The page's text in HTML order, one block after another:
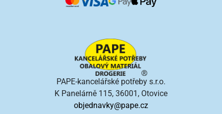
PAPE-kancelářské potřeby s.r.o.
K Panelárně 115, 36001, Otovice
objednavky@pape.cz